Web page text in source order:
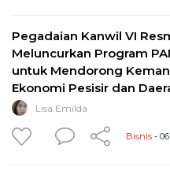
Pegadaian Kanwil VI
Meluncurkan Program
untuk Mendorong
Ekonomi Pesisir dan
Lisa Emilda
Bisnis -